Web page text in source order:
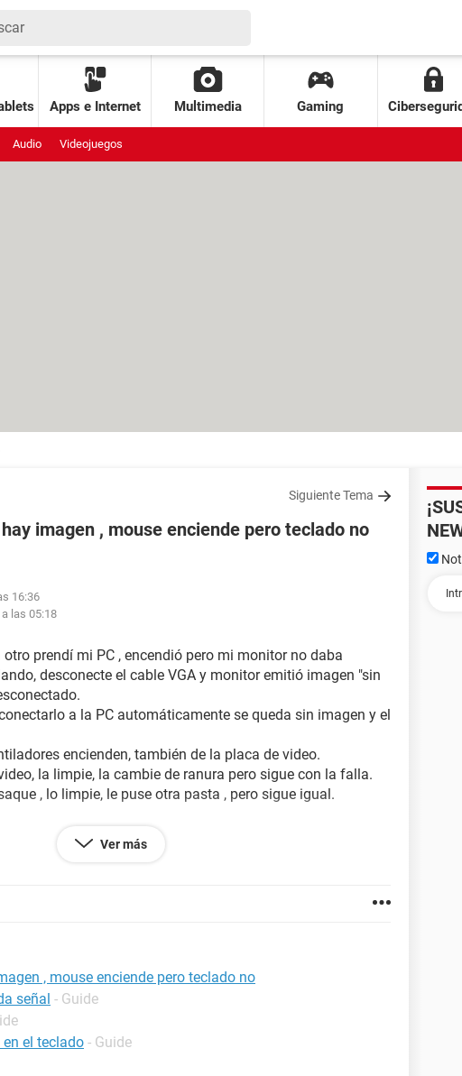
Apps e Internet Multimedia Gaming
Audio Videojuegos
Siguiente Tema
imagen , mouse enciende pero teclado no
16:36
las 05:18
prendí mi PC , encendió pero mi monitor no daba
desconecte el cable VGA y monitor emitió imagen "sin
a la PC automáticamente se queda sin imagen y el
encienden, también de la placa de video.
la limpie, la cambie de ranura pero sigue con la falla.
, lo limpie, le puse otra pasta , pero sigue igual.
y se va imagen quedando oscilando led de monitor.
VGA y monitores esta ok , los probé en otra PC.
Ver más
, mouse enciende pero teclado no
señal - Guide
el teclado - Guide